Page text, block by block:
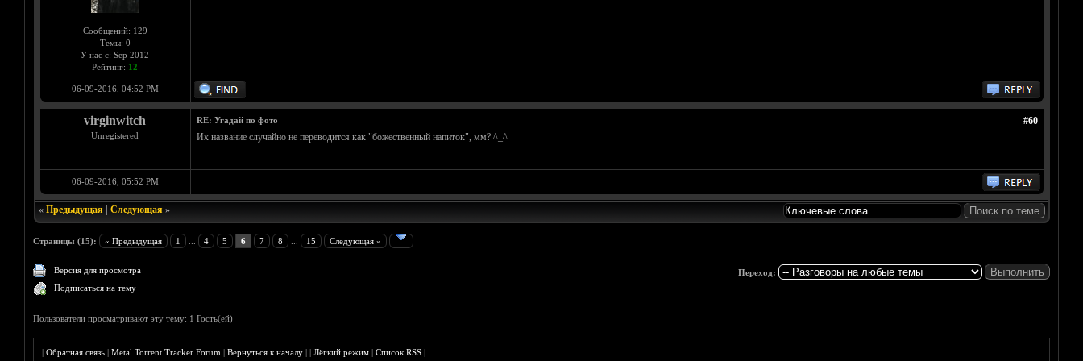
Сообщений: 129
Темы: 0
У нас с: Sep 2012
Рейтинг: 12
06-09-2016, 04:52 PM
virginwitch
Unregistered
#60
RE: Угадай по фото
Их название случайно не переводится как "божественный напиток", мм? ^_^
06-09-2016, 05:52 PM
« Предыдущая| Следующая»
Страницы (15): « Предыдущая 1 4 5 6 7 8 15 Следующая »
Версия для просмотра
Подписаться на тему
Переход:
Пользователи просматривают эту тему: 1 Гость(ей)
|Обратная связь |Metal Torrent Tracker Forum |Вернуться к началу ||Лёгкий режим |Список RSS |